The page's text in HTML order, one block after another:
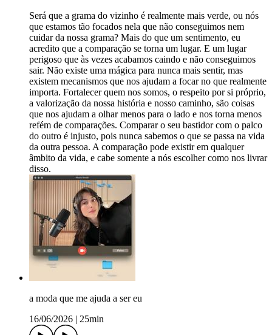
Será que a grama do vizinho é realmente mais verde, ou nós
que estamos tão focados nela que não conseguimos nem
cuidar da nossa grama? Mais do que um sentimento, eu
acredito que a comparação se torna um lugar. E um lugar
perigoso que às vezes acabamos caindo e não conseguimos
sair. Não existe uma mágica para nunca mais sentir, mas
existem mecanismos que nos ajudam a focar no que realmente
importa. Fortalecer quem nos somos, o respeito por si próprio,
a valorização da nossa história e nosso caminho, são coisas
que nos ajudam a olhar menos para o lado e nos torna menos
refém de comparações. Comparar o seu bastidor com o palco
do outro é injusto, pois nunca sabemos o que se passa na vida
da outra pessoa. A comparação pode existir em qualquer
âmbito da vida, e cabe somente a nós escolher como nos livrar
disso.
a moda que me ajuda a ser eu
16/06/2026
25min